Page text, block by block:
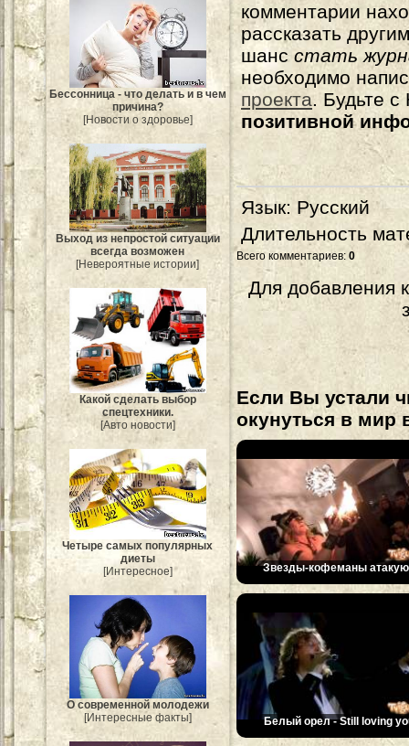
Бессонница - что делать и в чем
причина?
[Новости о здоровье]
Выход из непростой ситуации
всегда возможен
[Невероятные истории]
Какой сделать выбор
спецтехники.
[Авто новости]
Четыре самых популярных
диеты
[Интересное]
О современной молодежи
[Интересные факты]
комментарии
рассказать
шанс стать
необходимо
проекта. Будьте
позитивной
Язык: Русский
Длительность
Всего комментариев: 0
Для добавления
Если Вы устали
окунуться в мир
Звезды-кофеманы
Белый орел - Still loving